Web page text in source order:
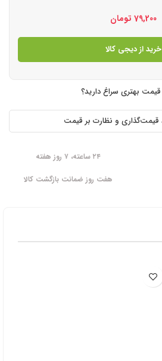
79,200 تومان
خرید از دیجی کالا
قیمت بهتری سراغ دارید؟
قیمت‌گذاری و نظارت بر قیمت
۲۴ ساعته، ۷ روز هفته
هفت روز ضمانت بازگشت کالا